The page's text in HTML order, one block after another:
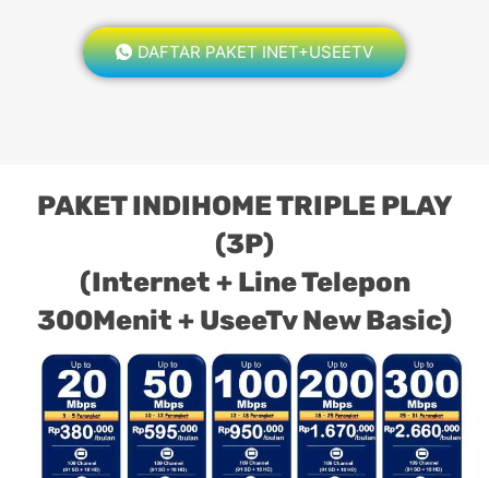
DAFTAR PAKET INET+USEETV
PAKET INDIHOME TRIPLE PLAY
(3P)
(Internet + Line Telepon
300Menit + UseeTv New Basic)